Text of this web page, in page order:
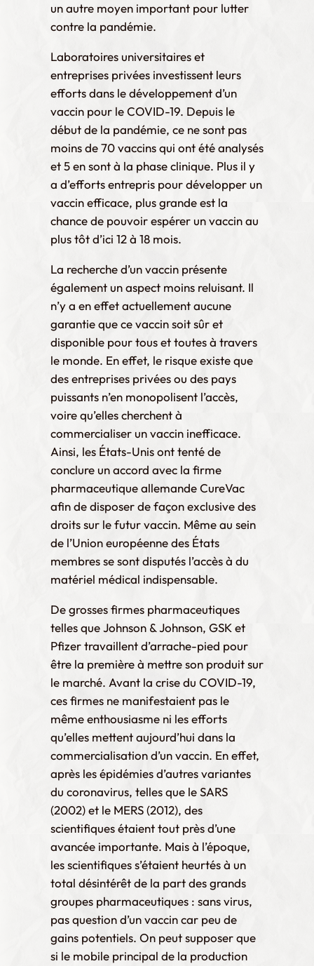
un autre moyen important pour lutter
contre la pandémie.
Laboratoires universitaires et
entreprises privées investissent leurs
efforts dans le développement d’un
vaccin pour le COVID-19. Depuis le
début de la pandémie, ce ne sont pas
moins de 70 vaccins qui ont été analysés
et 5 en sont à la phase clinique. Plus il y
a d’efforts entrepris pour développer un
vaccin efficace, plus grande est la
chance de pouvoir espérer un vaccin au
plus tôt d’ici 12 à 18 mois.
La recherche d’un vaccin présente
également un aspect moins reluisant. Il
n’y a en effet actuellement aucune
garantie que ce vaccin soit sûr et
disponible pour tous et toutes à travers
le monde. En effet, le risque existe que
des entreprises privées ou des pays
puissants n’en monopolisent l’accès,
voire qu’elles cherchent à
commercialiser un vaccin inefficace.
Ainsi, les États-Unis ont tenté de
conclure un accord avec la firme
pharmaceutique allemande CureVac
afin de disposer de façon exclusive des
droits sur le futur vaccin. Même au sein
de l’Union européenne des États
membres se sont disputés l’accès à du
matériel médical indispensable.
De grosses firmes pharmaceutiques
telles que Johnson & Johnson, GSK et
Pfizer travaillent d’arrache-pied pour
être la première à mettre son produit sur
le marché. Avant la crise du COVID-19,
ces firmes ne manifestaient pas le
même enthousiasme ni les efforts
qu’elles mettent aujourd’hui dans la
commercialisation d’un vaccin. En effet,
après les épidémies d’autres variantes
du coronavirus, telles que le SARS
(2002) et le MERS (2012), des
scientifiques étaient tout près d’une
avancée importante. Mais à l’époque,
les scientifiques s’étaient heurtés à un
total désintérêt de la part des grands
groupes pharmaceutiques : sans virus,
pas question d’un vaccin car peu de
gains potentiels. On peut supposer que
si le mobile principal de la production